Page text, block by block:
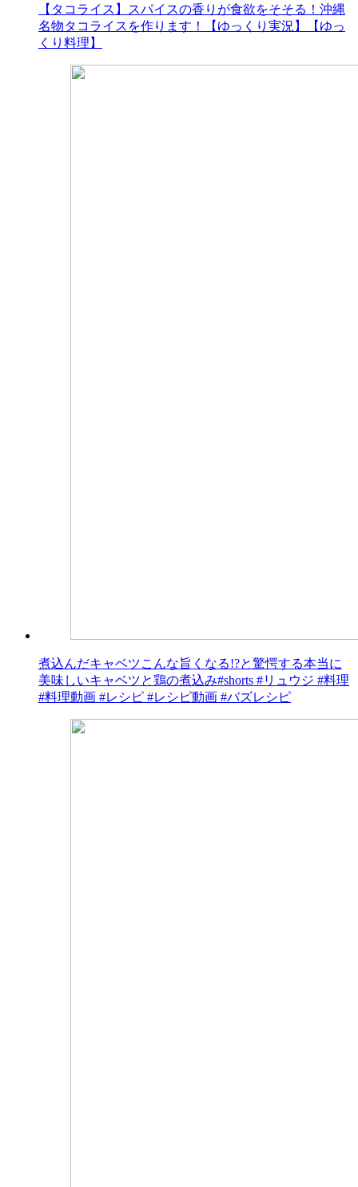
【タコライス】スパイスの香りが食欲をそそる！沖縄
名物タコライスを作ります！【ゆっくり実況】【ゆっ
くり料理】
煮込んだキャベツこんな旨くなる!?と驚愕する本当に
美味しいキャベツと鶏の煮込み#shorts #リュウジ #料理
#料理動画 #レシピ #レシピ動画 #バズレシピ